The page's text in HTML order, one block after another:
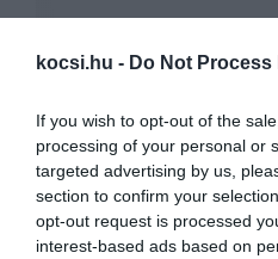
kocsi.hu - Do Not
If you wish to opt-out of the
processing of your personal or
targeted advertising by us,
section to confirm your
opt-out request is processed
interest-based ads based on
Elektromos lehet a